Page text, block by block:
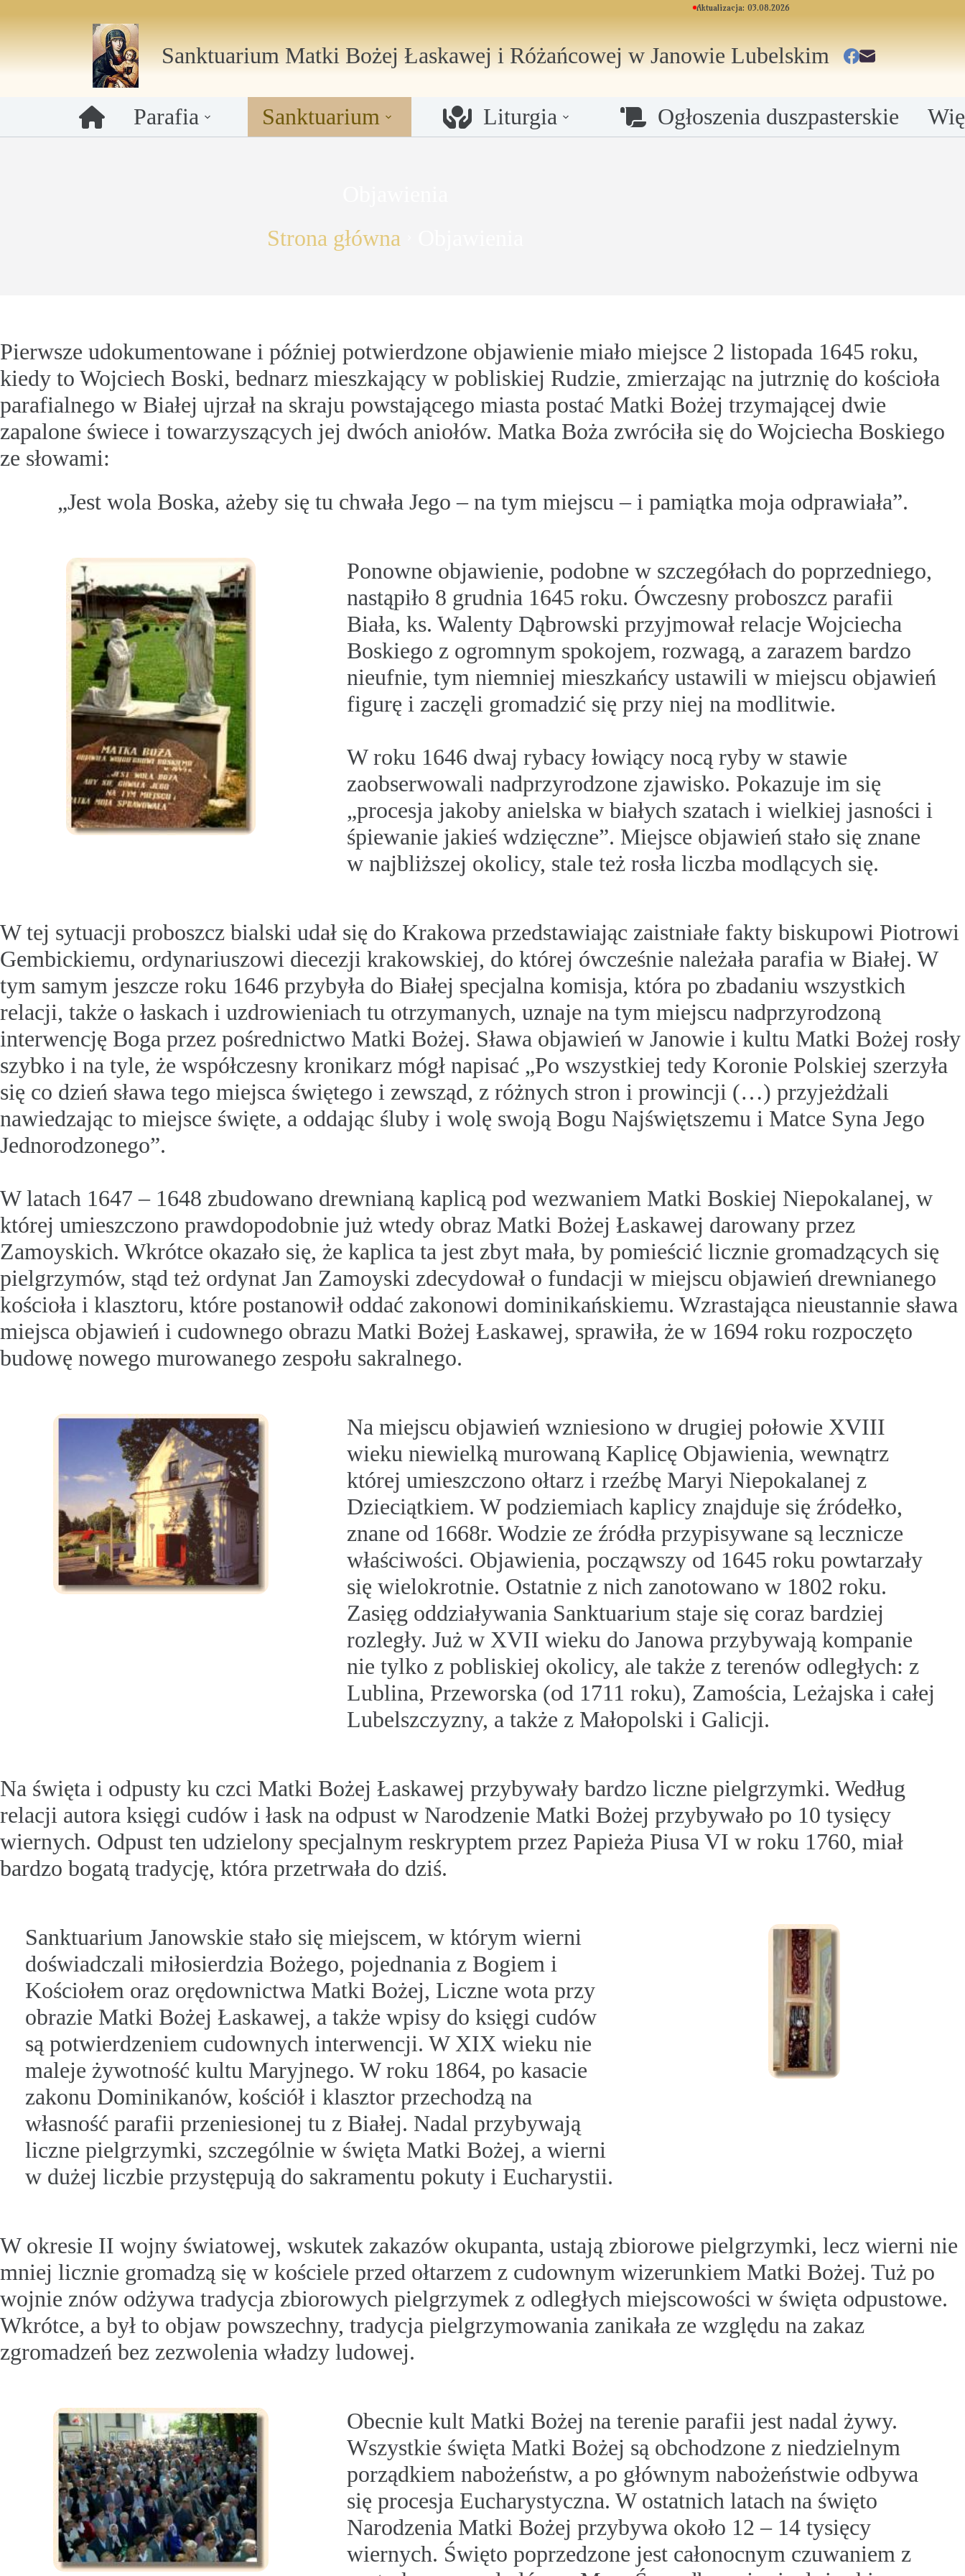
do
treści
Aktualizacja: 03.08.2026
Sanktuarium Matki Bożej Łaskawej i Różańcowejw Janowie Lubelskim
Parafia Sanktuarium Liturgia Ogłoszenia duszpasterskie
Strona główna
Pierwsze udokumentowane i później potwierdzone objawienie miało miejsce 2 listopada 1645 roku,
kiedy to Wojciech Boski, bednarz mieszkający w pobliskiej Rudzie, zmierzając na jutrznię do kościoła
parafialnego w Białej ujrzał na skraju powstającego miasta postać Matki Bożej trzymającej dwie
zapalone świece i towarzyszących jej dwóch aniołów. Matka Boża zwróciła się do Wojciecha Boskiego
ze słowami:
„Jest wola Boska, ażeby się tu chwała Jego – na tym miejscu – i pamiątka moja odprawiała”.
Ponowne objawienie, podobne w szczegółach do poprzedniego,
nastąpiło 8 grudnia 1645 roku. Ówczesny proboszcz parafii
Biała, ks. Walenty Dąbrowski przyjmował relacje Wojciecha
Boskiego z ogromnym spokojem, rozwagą, a zarazem bardzo
nieufnie, tym niemniej mieszkańcy ustawili w miejscu objawień
figurę i zaczęli gromadzić się przy niej na modlitwie.
W roku 1646 dwaj rybacy łowiący nocą ryby w stawie
zaobserwowali nadprzyrodzone zjawisko. Pokazuje im się
„procesja jakoby anielska w białych szatach i wielkiej jasności i
śpiewanie jakieś wdzięczne”. Miejsce objawień stało się znane
w najbliższej okolicy, stale też rosła liczba modlących się.
W tej sytuacji proboszcz bialski udał się do Krakowa przedstawiając zaistniałe fakty biskupowi Piotrowi
Gembickiemu, ordynariuszowi diecezji krakowskiej, do której ówcześnie należała parafia w Białej. W
tym samym jeszcze roku 1646 przybyła do Białej specjalna komisja, która po zbadaniu wszystkich
relacji, także o łaskach i uzdrowieniach tu otrzymanych, uznaje na tym miejscu nadprzyrodzoną
interwencję Boga przez pośrednictwo Matki Bożej. Sława objawień w Janowie i kultu Matki Bożej rosły
szybko i na tyle, że współczesny kronikarz mógł napisać „Po wszystkiej tedy Koronie Polskiej szerzyła
się co dzień sława tego miejsca świętego i zewsząd, z różnych stron i prowincji (…) przyjeżdżali
nawiedzając to miejsce święte, a oddając śluby i wolę swoją Bogu Najświętszemu i Matce Syna Jego
Jednorodzonego”.
W latach 1647 – 1648 zbudowano drewnianą kaplicą pod wezwaniem Matki Boskiej Niepokalanej, w
której umieszczono prawdopodobnie już wtedy obraz Matki Bożej Łaskawej darowany przez
Zamoyskich. Wkrótce okazało się, że kaplica ta jest zbyt mała, by pomieścić licznie gromadzących się
pielgrzymów, stąd też ordynat Jan Zamoyski zdecydował o fundacji w miejscu objawień drewnianego
kościoła i klasztoru, które postanowił oddać zakonowi dominikańskiemu. Wzrastająca nieustannie sława
miejsca objawień i cudownego obrazu Matki Bożej Łaskawej, sprawiła, że w 1694 roku rozpoczęto
budowę nowego murowanego zespołu sakralnego.
Na miejscu objawień wzniesiono w drugiej połowie XVIII
wieku niewielką murowaną Kaplicę Objawienia, wewnątrz
której umieszczono ołtarz i rzeźbę Maryi Niepokalanej z
Dzieciątkiem. W podziemiach kaplicy znajduje się źródełko,
znane od 1668r. Wodzie ze źródła przypisywane są lecznicze
właściwości. Objawienia, począwszy od 1645 roku powtarzały
się wielokrotnie. Ostatnie z nich zanotowano w 1802 roku.
Zasięg oddziaływania Sanktuarium staje się coraz bardziej
rozległy. Już w XVII wieku do Janowa przybywają kompanie
nie tylko z pobliskiej okolicy, ale także z terenów odległych: z
Lublina, Przeworska (od 1711 roku), Zamościa, Leżajska i całej
Lubelszczyzny, a także z Małopolski i Galicji.
Na święta i odpusty ku czci Matki Bożej Łaskawej przybywały bardzo liczne pielgrzymki. Według
relacji autora księgi cudów i łask na odpust w Narodzenie Matki Bożej przybywało po 10 tysięcy
wiernych. Odpust ten udzielony specjalnym reskryptem przez Papieża Piusa VI w roku 1760, miał
bardzo bogatą tradycję, która przetrwała do dziś.
Sanktuarium Janowskie stało się miejscem, w którym wierni
doświadczali miłosierdzia Bożego, pojednania z Bogiem i
Kościołem oraz orędownictwa Matki Bożej, Liczne wota przy
obrazie Matki Bożej Łaskawej, a także wpisy do księgi cudów
są potwierdzeniem cudownych interwencji. W XIX wieku nie
maleje żywotność kultu Maryjnego. W roku 1864, po kasacie
zakonu Dominikanów, kościół i klasztor przechodzą na
własność parafii przeniesionej tu z Białej. Nadal przybywają
liczne pielgrzymki, szczególnie w święta Matki Bożej, a wierni
w dużej liczbie przystępują do sakramentu pokuty i Eucharystii.
W okresie II wojny światowej, wskutek zakazów okupanta, ustają zbiorowe pielgrzymki, lecz wierni nie
mniej licznie gromadzą się w kościele przed ołtarzem z cudownym wizerunkiem Matki Bożej. Tuż po
wojnie znów odżywa tradycja zbiorowych pielgrzymek z odległych miejscowości w święta odpustowe.
Wkrótce, a był to objaw powszechny, tradycja pielgrzymowania zanikała ze względu na zakaz
zgromadzeń bez zezwolenia władzy ludowej.
Obecnie kult Matki Bożej na terenie parafii jest nadal żywy.
Wszystkie święta Matki Bożej są obchodzone z niedzielnym
porządkiem nabożeństw, a po głównym nabożeństwie odbywa
się procesja Eucharystyczna. W ostatnich latach na święto
Narodzenia Matki Bożej przybywa około 12 – 14 tysięcy
wiernych. Święto poprzedzone jest całonocnym czuwaniem z